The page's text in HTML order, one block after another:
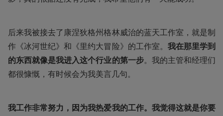
后来我被接去了康涅狄格州格林威治的蓝天工作室，就是制
作《冰河世纪》和《里约大冒险》的工作室。 我在那里学到
的东西就像是我进入这个行业的第一步。我的主管和经理们
都很慷慨，有时候会为我美言几句。
我工作非常努力，因为我热爱我的工作。我觉得这就是你要